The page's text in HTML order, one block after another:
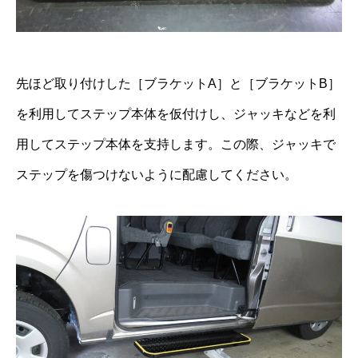
先ほど取り付けした［ブラケットA］と［ブラケットB］
を利用してステップ本体を仮付けし、ジャッキなどを利
用してステップ本体を支持します。この際、ジャッキで
ステップを傷つけないように配慮してください。